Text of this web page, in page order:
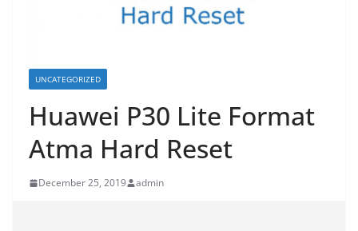
UNCATEGORIZED
Huawei P30 Lite Format
Atma Hard Reset
December 25, 2019 admin